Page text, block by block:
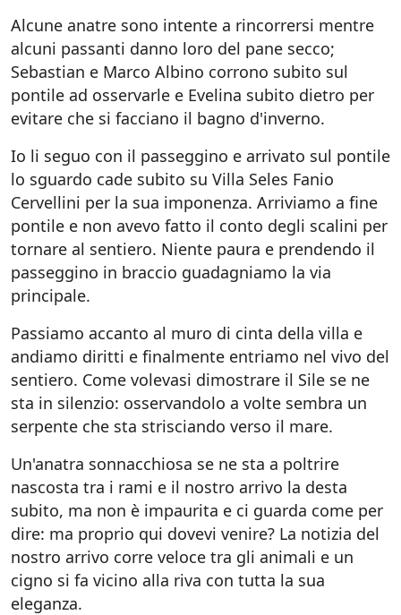
Alcune anatre sono intente a rincorrersi mentre
alcuni passanti danno loro del pane secco;
Sebastian e Marco Albino corrono subito sul
pontile ad osservarle e Evelina subito dietro per
evitare che si facciano il bagno d'inverno.
Io li seguo con il passeggino e arrivato sul pontile
lo sguardo cade subito su Villa Seles Fanio
Cervellini per la sua imponenza. Arriviamo a fine
pontile e non avevo fatto il conto degli scalini per
tornare al sentiero. Niente paura e prendendo il
passeggino in braccio guadagniamo la via
principale.
Passiamo accanto al muro di cinta della villa e
andiamo diritti e finalmente entriamo nel vivo del
sentiero. Come volevasi dimostrare il Sile se ne
sta in silenzio: osservandolo a volte sembra un
serpente che sta strisciando verso il mare.
Un'anatra sonnacchiosa se ne sta a poltrire
nascosta tra i rami e il nostro arrivo la desta
subito, ma non è impaurita e ci guarda come per
dire: ma proprio qui dovevi venire? La notizia del
nostro arrivo corre veloce tra gli animali e un
cigno si fa vicino alla riva con tutta la sua
eleganza.